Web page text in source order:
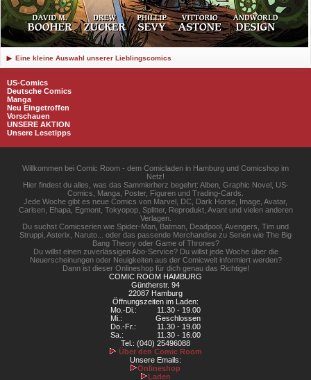
Eine kleine Auswahl unserer Lieblingscomics
US-Comics
Deutsche Comics
Manga
Neu Eingetroffen
Vorschauen
UNSERE AKTION
Unsere Lesetipps
Willkommen bei Comic Room - dem Comicladen in Hamburg und Comicshop im
Netz!
Hier findest du alles, was das Sammlerherz begehrt: Alben, Graphic Novel, US-
Comics, Manga, Poster, Figuren und Trading-Cards.
Jede Woche gibt es neue Comics von Marvel, DC, Dark Horse, Image, Avatar,
Carlsen, Ehapa, Egmont, Tokyopop, Splitter, Reprodukt, Avant und vielen anderen
Verlagen.
Du suchst Comicserien wie Spider-Man, Batman, Deadpool, Avengers, Tim und
Struppi, Asterix, Naruto... oder das passende Merchandise zu Serien wie The Big
Bang Theory oder Game of Thrones?
Du willst einen zuverlässigen Abo-Service? Du willst jede Woche über die
Neuerscheinungen oder Neuigkeiten aus der Comicwelt informiert werden?
Dann ist dieser Onlineshop für dich genau das Richtige!
COMIC ROOM HAMBURG
Güntherstr. 94
22087 Hamburg
Öffnungszeiten im Laden:
Mo.-Di.:
11.30 - 19.00
Mi.:
Geschlossen
Do.-Fr.:
11.30 - 19.00
Sa.:
11.30 - 16.00
Tel.: (040) 25496088
Über den Comic Room
Unsere Emails:
Onlineshop
Laden